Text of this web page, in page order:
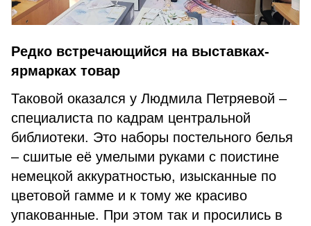
Редко встречающийся на выставках-
ярмарках товар
Таковой оказался у Людмила Петряевой –
специалиста по кадрам центральной
библиотеки. Это наборы постельного белья
– сшитые её умелыми руками с поистине
немецкой аккуратностью, изысканные по
цветовой гамме и к тому же красиво
упакованные. При этом так и просились в